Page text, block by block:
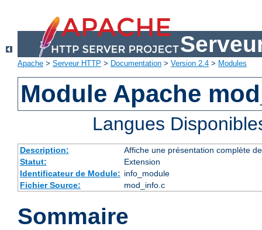
Apache > Serveur HTTP > Documentation > Version 2.4 > Modules
Module Apache
Langues
Description:
Affiche une présentation complète
Statut:
Extension
Identificateur de Module: info_module
Fichier Source:
mod_info.c
Sommaire